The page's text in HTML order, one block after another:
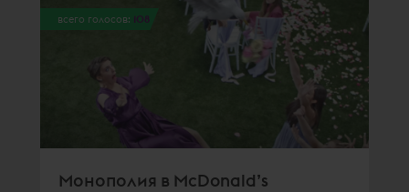
всего голосов: 108
Монополия в McDonald’s